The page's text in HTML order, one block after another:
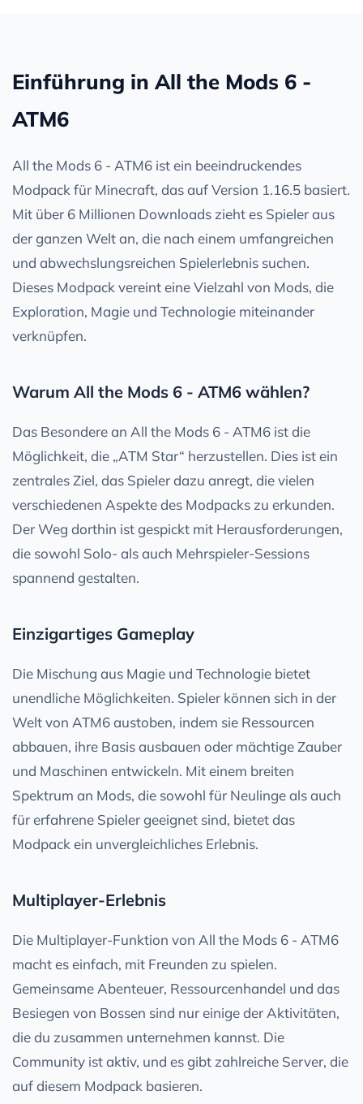
Einführung in All the Mods 6 -
ATM6
All the Mods 6 - ATM6 ist ein beeindruckendes
Modpack für Minecraft, das auf Version 1.16.5 basiert.
Mit über 6 Millionen Downloads zieht es Spieler aus
der ganzen Welt an, die nach einem umfangreichen
und abwechslungsreichen Spielerlebnis suchen.
Dieses Modpack vereint eine Vielzahl von Mods, die
Exploration, Magie und Technologie miteinander
verknüpfen.
Warum All the Mods 6 - ATM6 wählen?
Das Besondere an All the Mods 6 - ATM6 ist die
Möglichkeit, die „ATM Star“ herzustellen. Dies ist ein
zentrales Ziel, das Spieler dazu anregt, die vielen
verschiedenen Aspekte des Modpacks zu erkunden.
Der Weg dorthin ist gespickt mit Herausforderungen,
die sowohl Solo- als auch Mehrspieler-Sessions
spannend gestalten.
Einzigartiges Gameplay
Die Mischung aus Magie und Technologie bietet
unendliche Möglichkeiten. Spieler können sich in der
Welt von ATM6 austoben, indem sie Ressourcen
abbauen, ihre Basis ausbauen oder mächtige Zauber
und Maschinen entwickeln. Mit einem breiten
Spektrum an Mods, die sowohl für Neulinge als auch
für erfahrene Spieler geeignet sind, bietet das
Modpack ein unvergleichliches Erlebnis.
Multiplayer-Erlebnis
Die Multiplayer-Funktion von All the Mods 6 - ATM6
macht es einfach, mit Freunden zu spielen.
Gemeinsame Abenteuer, Ressourcenhandel und das
Besiegen von Bossen sind nur einige der Aktivitäten,
die du zusammen unternehmen kannst. Die
Community ist aktiv, und es gibt zahlreiche Server, die
auf diesem Modpack basieren.